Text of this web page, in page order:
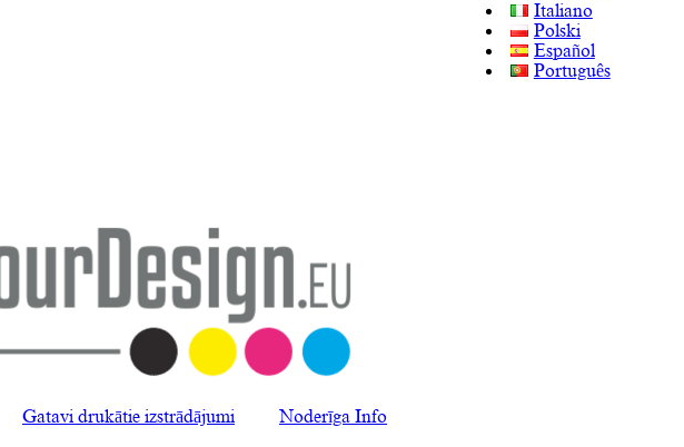
Italiano
Polski
Español
Português
Gatavi drukātie izstrādājumi Noderīga Info